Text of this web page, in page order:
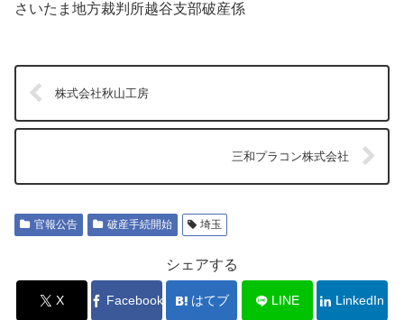
さいたま地方裁判所越谷支部破産係
株式会社秋山工房
三和プラコン株式会社
官報公告 破産手続開始 埼玉
シェアする
X Facebook はてブ LINE LinkedIn